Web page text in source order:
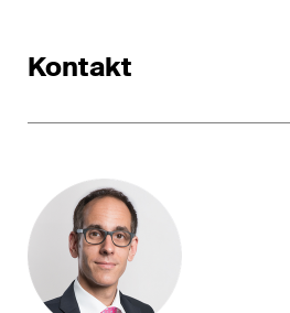
Kontakt
Insolvenz
Steuerrecht
Versicherungsrecht
Verwaltungsrecht und
öffentliche Beschaffungen
Wettbewerbs- &